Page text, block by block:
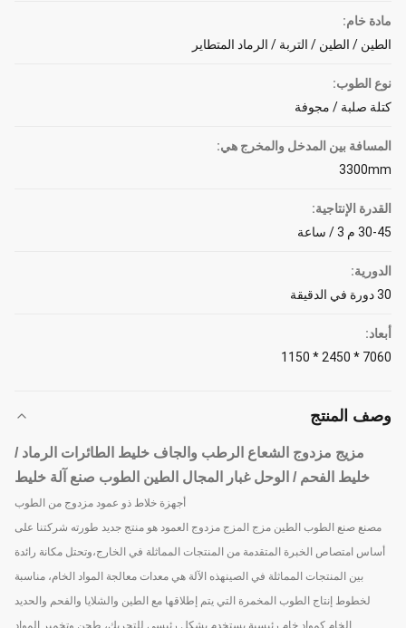
مادة خام:
الطين / الطين / التربة / الرماد المتطاير
نوع الطوب:
كتلة صلبة / مجوفة
المسافة بين المدخل والمخرج هي:
3300mm
القدرة الإنتاجية:
30-45 م 3 / ساعة
الدورية:
30 دورة في الدقيقة
أبعاد:
7060 * 2450 * 1150
وصف المنتج
مزيج مزدوج الشعاع الرطب والجاف خليط الطائرات الرماد /
خليط الفحم / الوحل غبار المجال الطين الطوب صنع آلة خليط
أجهزة خلاط ذو عمود مزدوج من الطوب
مصنع صنع الطوب الطين مزج المزج مزدوج العمود هو منتج جديد طورته شركتنا على
أساس امتصاص الخبرة المتقدمة من المنتجات المماثلة في الخارج،وتحتل مكانة رائدة
بين المنتجات المماثلة في الصينهذه الآلة هي معدات معالجة المواد الخام، مناسبة
لخطوط إنتاج الطوب المخمرة التي يتم إطلاقها مع الطين والشلايا والفحم والحديد
الخام كمواد خام رئيسية.يستخدم بشكل رئيسي للتحريك، طحن وتخمير المواد